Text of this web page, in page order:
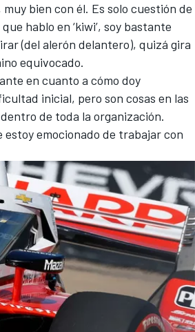
bien con él. Es solo cuestión de
hablo en ‘kiwi’, soy bastante
(del alerón delantero), quizá gira
equivocado.
en cuanto a cómo doy
inicial, pero son cosas en las
de toda la organización.
estoy emocionado de trabajar con